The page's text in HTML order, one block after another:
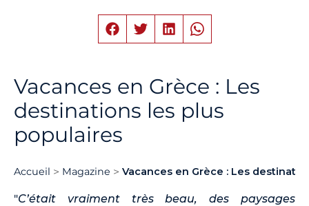
Vacances en Grèce : Les
destinations les plus
populaires
Accueil Magazine Vacances en Grèce : Les
"C’était vraiment très beau, des paysages